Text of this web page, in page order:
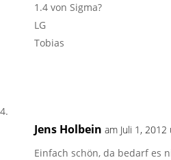
1.4 von Sigma?
LG
Tobias
Jens Holbein am Juli 1,
Einfach schön, da bedarf es